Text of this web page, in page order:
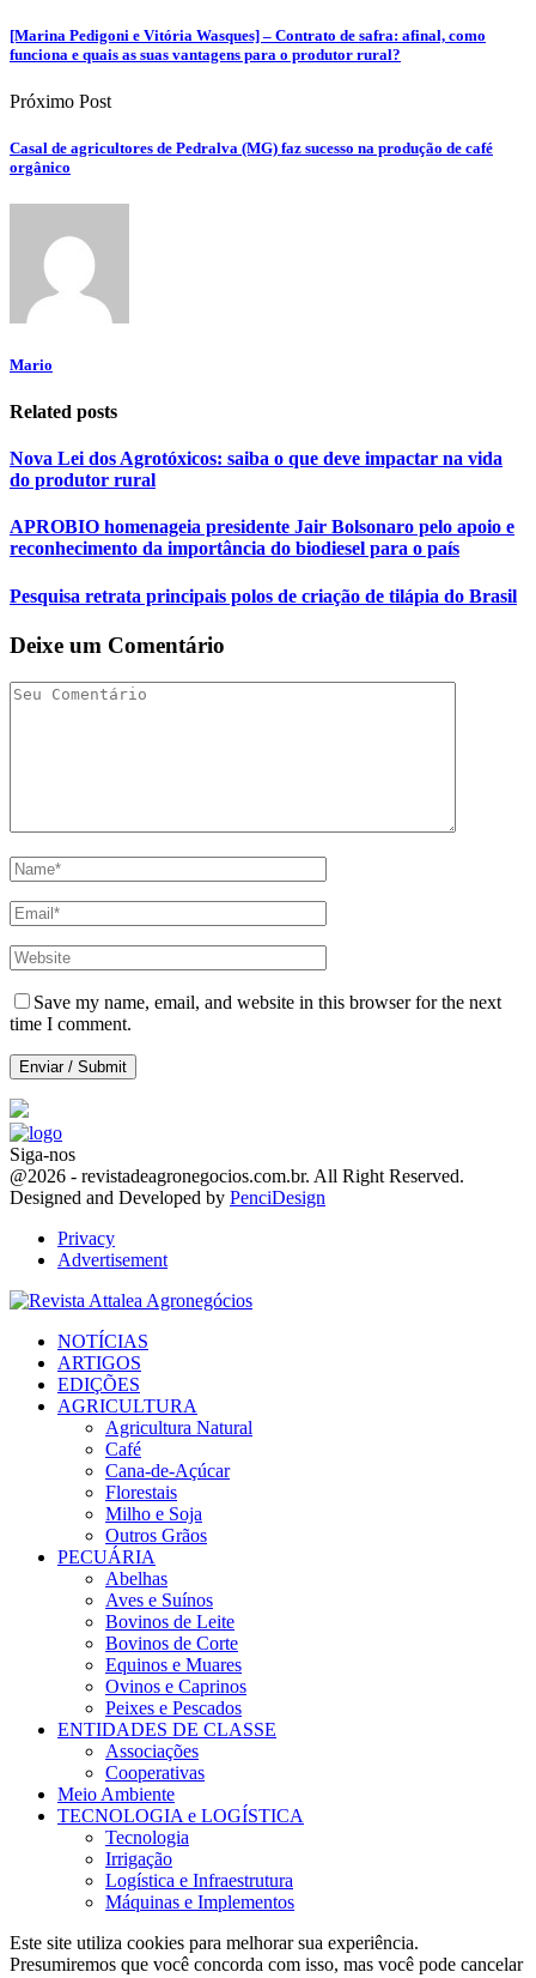
[Marina Pedigoni e Vitória Wasques] – Contrato de safra: afinal, como
funciona e quais as suas vantagens para o produtor rural?
Próximo Post
Casal de agricultores de Pedralva (MG) faz sucesso na produção de café
orgânico
Mario
Related posts
Nova Lei dos Agrotóxicos: saiba o que deve impactar na vida
do produtor rural
APROBIO homenageia presidente Jair Bolsonaro pelo apoio e
reconhecimento da importância do biodiesel para o país
Pesquisa retrata principais polos de criação de tilápia do Brasil
Deixe um Comentário
Save my name, email, and website in this browser for the next
time I comment.
Siga-nos
Facebook
Twitter
Instagram
Linkedin
Youtube
Email
@2026 - revistadeagronegocios.com.br. All Right Reserved.
Designed and Developed by PenciDesign
Privacy
Advertisement
NOTÍCIAS
ARTIGOS
EDIÇÕES
AGRICULTURA
Agricultura Natural
Café
Cana-de-Açúcar
Florestais
Milho e Soja
Outros Grãos
PECUÁRIA
Abelhas
Aves e Suínos
Bovinos de Leite
Bovinos de Corte
Equinos e Muares
Ovinos e Caprinos
Peixes e Pescados
ENTIDADES DE CLASSE
Associações
Cooperativas
Meio Ambiente
TECNOLOGIA e LOGÍSTICA
Tecnologia
Irrigação
Logística e Infraestrutura
Máquinas e Implementos
Este site utiliza cookies para melhorar sua experiência.
Presumiremos que você concorda com isso, mas você pode cancelar